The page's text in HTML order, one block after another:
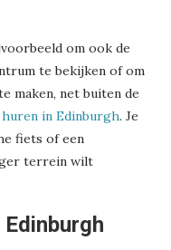
om ook de
te bekijken of om
maken, net buiten de
in Edinburgh. Je
fiets of een
terrein wilt